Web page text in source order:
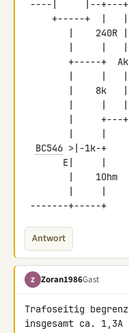
BC546 >|-1k-+
-------+-----+
Antwort
Z Zoran1986Gast
Trafoseitig
insgesamt ca. 1,3A